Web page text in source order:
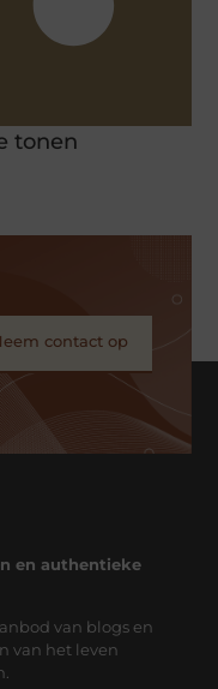
tonen
contact op
en authentieke
van blogs en
van het leven